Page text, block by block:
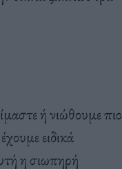
ή νιώθουμε πιο
ειδικά
η σιωπηρή